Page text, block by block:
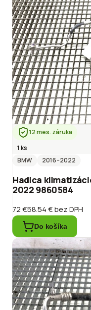
12 mes. záruka
1 ks
BMW
2016–2022
Hadica
2022 9860584
72 €58.54 €bez DPH
Do košíka